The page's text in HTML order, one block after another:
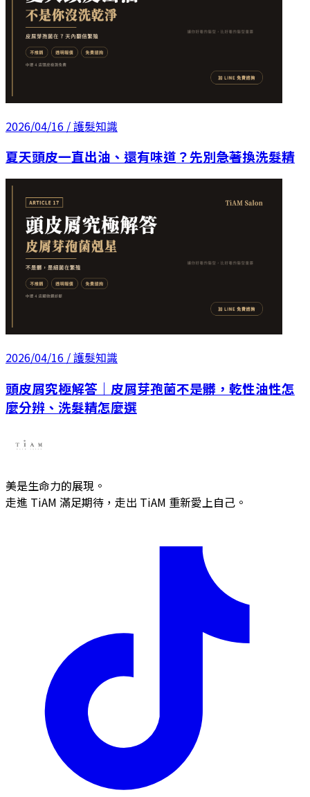
2026/04/16 / 護髮知識
夏天頭皮一直出油、還有味道？先別急著換洗髮精
2026/04/16 / 護髮知識
頭皮屑究極解答｜皮屑芽孢菌不是髒，乾性油性怎
麼分辨、洗髮精怎麼選
美是生命力的展現。
走進 TiAM 滿足期待，走出 TiAM 重新愛上自己。